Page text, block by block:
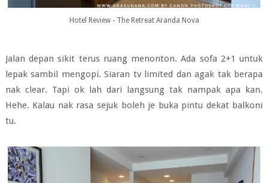
Hotel Review - The Retreat Aranda Nova
Jalan depan sikit terus ruang menonton. Ada sofa 2+1 untuk
lepak sambil mengopi. Siaran tv limited dan agak tak berapa
nak clear. Tapi ok lah dari langsung tak nampak apa kan.
Hehe. Kalau nak rasa sejuk boleh je buka pintu dekat balkoni
tu.